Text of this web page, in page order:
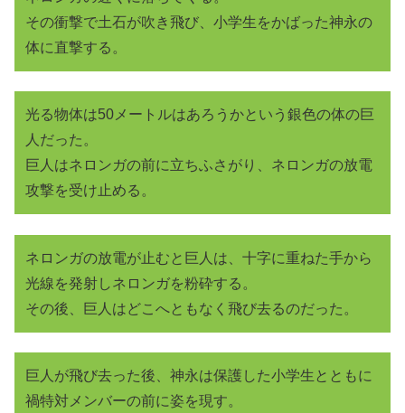
その衝撃で土石が吹き飛び、小学生をかばった神永の
体に直撃する。
光る物体は50メートルはあろうかという銀色の体の巨
人だった。
巨人はネロンガの前に立ちふさがり、ネロンガの放電
攻撃を受け止める。
ネロンガの放電が止むと巨人は、十字に重ねた手から
光線を発射しネロンガを粉砕する。
その後、巨人はどこへともなく飛び去るのだった。
巨人が飛び去った後、神永は保護した小学生とともに
禍特対メンバーの前に姿を現す。